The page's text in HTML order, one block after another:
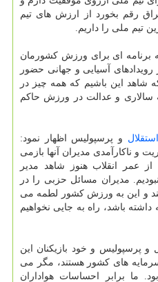
رقم بخورد از ارزش های تیم
تیم ملی را داریم.
برنامه ای برای ورزش کشورمان
رویدادهای آسیایی و جهانی حضور
شاهد این باشیم که همه چیز در
سالاری و عدالت در ورزش حاکم
استقلال و پرسپولیس اظهار نمود:
و ناکارآمدی مدیران آنها بازمی
عمر انقلاب هنوز شاهد مدیر
مدیران مسائل حزبی را در
و این به ورزش کشور لطمه می
باشد، راه به جایی نخواهیم
و پرسپولیس و خود بازیکنان این
های کشور هستند، مگر می
ما برابر احساسات هواداران